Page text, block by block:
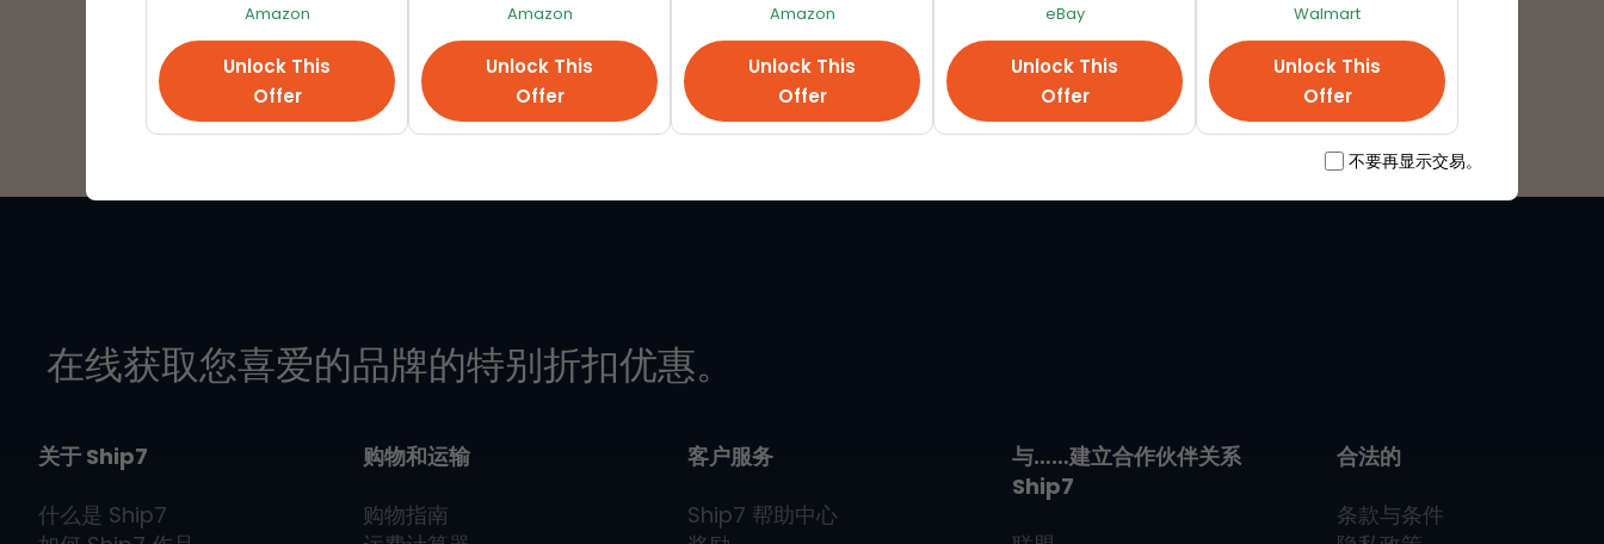
查看全部
在线获取您喜爱的品牌的特别折扣优惠。
关于 Ship7
什么是 Ship7
购物和运输
购物指南
客户服务
Ship7 帮助中心
与……建立合作伙伴关系
Ship7
合法的
条款与条件
Amazon
Unlock This
Offer
Amazon
Unlock This
Offer
Amazon
Unlock This
Offer
eBay
Unlock This
Offer
Walmart
Unlock This
Offer
不要再显示交易。